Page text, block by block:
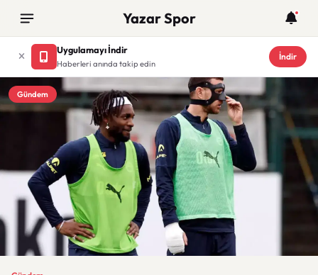
Yazar Spor
Uygulamayı İndir
Haberleri anında takip edin
İndir
Gündem